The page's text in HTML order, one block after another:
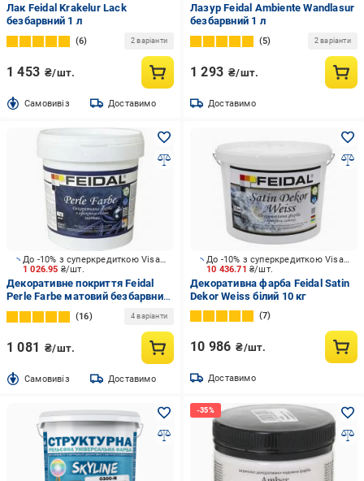
Лак Feidal Krakelur Lack
безбарвний 1 л
6 2 варіанти
1 453 ₴/шт.
Cамовивіз Доставимо
Лазур Feidal Ambiente Wandlasur
безбарвний 1 л
5 2 варіанти
1 293 ₴/шт.
Доставимо
1 026.95 ₴/шт.
До -10% з суперкредиткою Visa Вигода
Декоративне покриття Feidal
Perle Farbe матовий безбарвний
1 л
16 4 варіанти
1 081 ₴/шт.
Cамовивіз Доставимо
10 436.71 ₴/шт.
До -10% з суперкредиткою Visa Вигода
Декоративна фарба Feidal Satin
Dekor Weiss білий 10 кг
7
10 986 ₴/шт.
Доставимо